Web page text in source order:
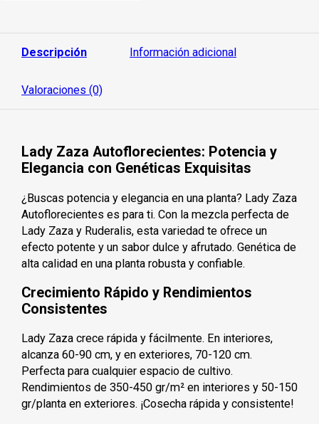
Descripción Información adicional
Valoraciones (0)
Lady Zaza Autoflorecientes: Potencia y
Elegancia con Genéticas Exquisitas
¿Buscas potencia y elegancia en una planta? Lady Zaza
Autoflorecientes es para ti. Con la mezcla perfecta de
Lady Zaza y Ruderalis, esta variedad te ofrece un
efecto potente y un sabor dulce y afrutado. Genética de
alta calidad en una planta robusta y confiable.
Crecimiento Rápido y Rendimientos
Consistentes
Lady Zaza crece rápida y fácilmente. En interiores,
alcanza 60-90 cm, y en exteriores, 70-120 cm.
Perfecta para cualquier espacio de cultivo.
Rendimientos de 350-450 gr/m² en interiores y 50-150
gr/planta en exteriores. ¡Cosecha rápida y consistente!